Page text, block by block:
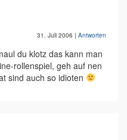
31. Juli 2006 | Antworten
du klotz das kann man
rollenspiel, geh auf nen
sind auch so idioten